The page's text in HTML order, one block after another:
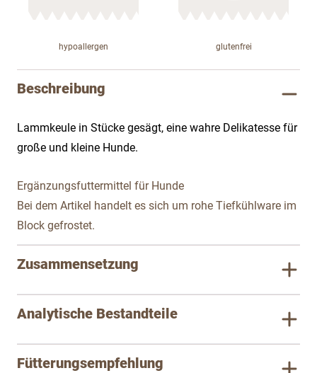
hypoallergen glutenfrei
Beschreibung
Lammkeule in Stücke gesägt, eine wahre Delikatesse für
große und kleine Hunde.
Ergänzungsfuttermittel für Hunde
Bei dem Artikel handelt es sich um rohe Tiefkühlware im
Block gefrostet.
Zusammensetzung
Analytische Bestandteile
Fütterungsempfehlung